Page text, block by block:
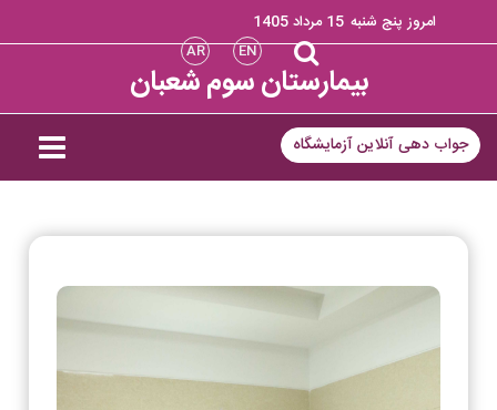
امروز پنج شنبه 15 مرداد 1405
EN
AR
بیمارستان سوم شعبان
جواب دهی آنلاین آزمایشگاه